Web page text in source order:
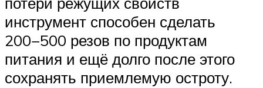
инструмент способен сделать
200−500 резов по продуктам
питания и ещё долго после этого
сохранять приемлемую остроту.